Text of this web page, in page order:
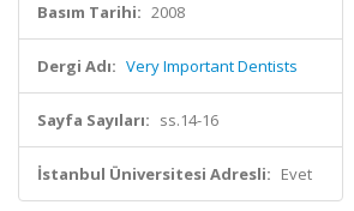
Basım Tarihi: 2008
Dergi Adı: Very Important Dentists
Sayfa Sayıları: ss.14-16
İstanbul Üniversitesi Adresli: Evet